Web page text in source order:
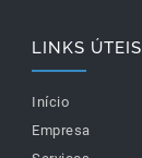
LINKS ÚTEIS
Início
Empresa